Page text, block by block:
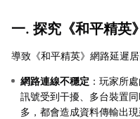
一. 探究《和平精英
導致《和平精英》網路延遲
網路連線不穩定 ：玩家所
訊號受到干擾、多台裝置
多，都會造成資料傳輸出現